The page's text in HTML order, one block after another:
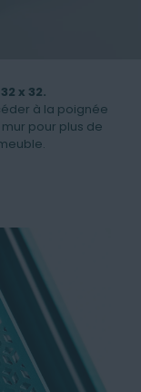
x 32.
à la poignée
pour plus de